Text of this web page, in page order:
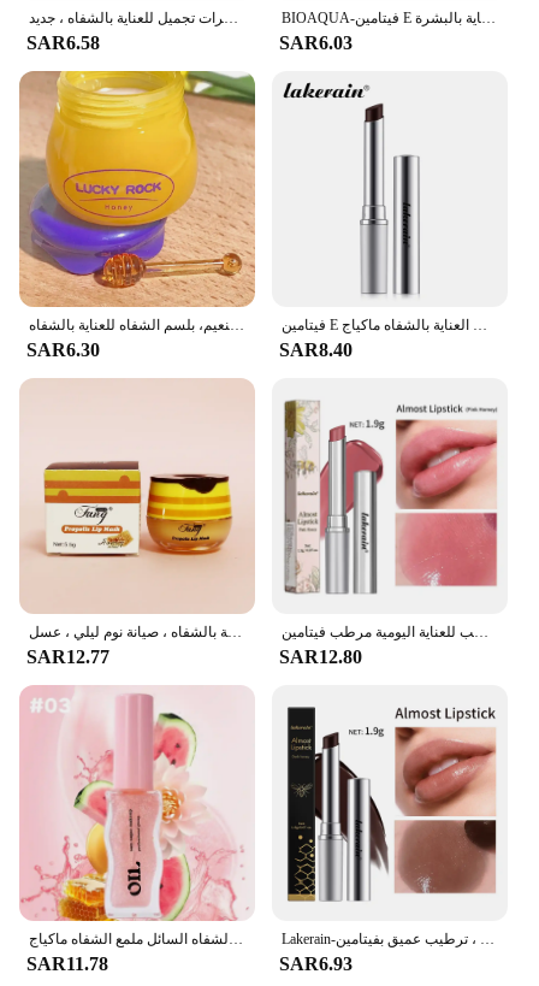
أحمر شفاه بلسم عسل أسود عديم اللون ، يدوم طويلاً ، ترطيب صحي ، سمنة شفاه ، مكياج مغذي ، مستحضرات تجميل للعناية بالشفاه ، جديد
SAR6.58
BIOAQUA-فيتامين E بلسم شفاه عسل ، ترطيب ، مضاد للتشقق ، مغذي ، أحمر شفاه مغذي ، شفاه ، منتجات العناية بالبشرة
SAR6.03
قناع الشفاه المرطب لعسل الكرز الوردي والخوخ، زيت الشفاه للجنسين، خطوط الشفاه المغذية والتنعيم، بلسم الشفاه للعناية بالشفاه
SAR6.30
فيتامين E السلس تقريبًا أحمر الشفاه المغذي والمرطب بلسم الشفاه الملون في العسل الأسود تعزيز اللون الطبيعي العناية بالشفاه ماكياج
SAR8.40
SAR12.77
أحمر شفاه بالعسل الأسود للرجال والنساء على المدى الطويل مغذي ومرطب للعناية اليومية مرطب فيتامين E أحمر شفاه بالعسل
SAR12.80
SAR11.78 SAR6.93